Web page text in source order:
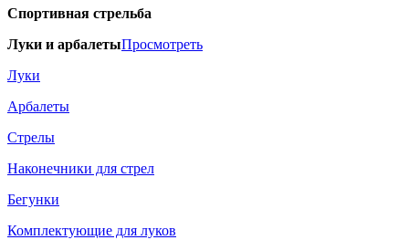
Спортивная стрельба
Луки и арбалетыПросмотреть
Луки
Арбалеты
Стрелы
Наконечники для стрел
Бегунки
Комплектующие для луков